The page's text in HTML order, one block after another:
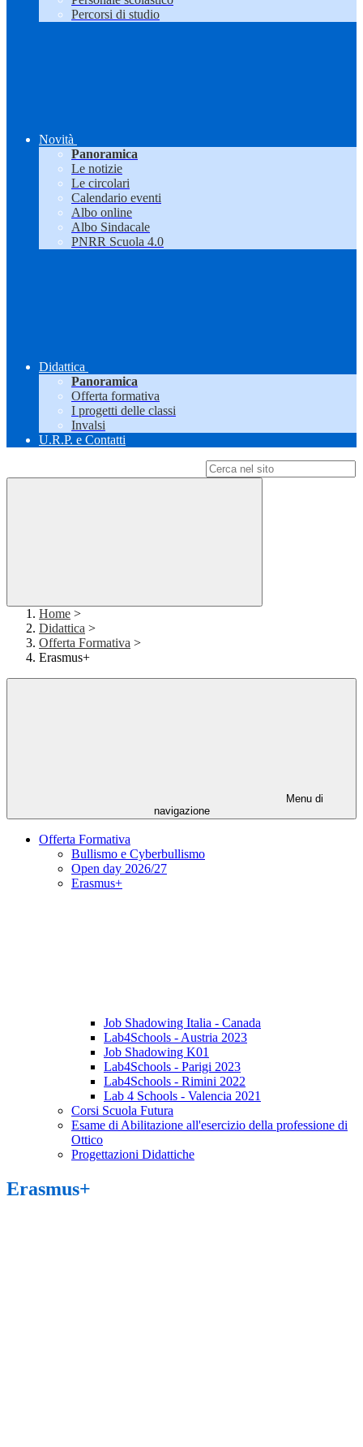
Percorsi di studio
Novità
Panoramica
Le notizie
Le circolari
Calendario eventi
Albo online
Albo Sindacale
PNRR Scuola 4.0
Didattica
Panoramica
Offerta formativa
I progetti delle classi
Invalsi
U.R.P. e Contatti
Home >
Didattica >
Offerta Formativa >
Erasmus+
Menu di
navigazione
Offerta Formativa
Bullismo e Cyberbullismo
Open day 2026/27
Erasmus+
Job Shadowing Italia - Canada
Lab4Schools - Austria 2023
Job Shadowing K01
Lab4Schools - Parigi 2023
Lab4Schools - Rimini 2022
Lab 4 Schools - Valencia 2021
Corsi Scuola Futura
Esame di Abilitazione all'esercizio della professione di
Ottico
Progettazioni Didattiche
Erasmus+